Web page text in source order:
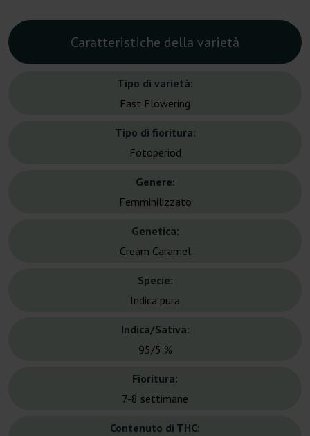
Caratteristiche della varietà
Tipo di varietà:
Fast Flowering
Tipo di fioritura:
Fotoperiod
Genere:
Femminilizzato
Genetica:
Cream Caramel
Specie:
Indica pura
Indica/Sativa:
95/5 %
Fioritura:
7-8 settimane
Contenuto di THC: